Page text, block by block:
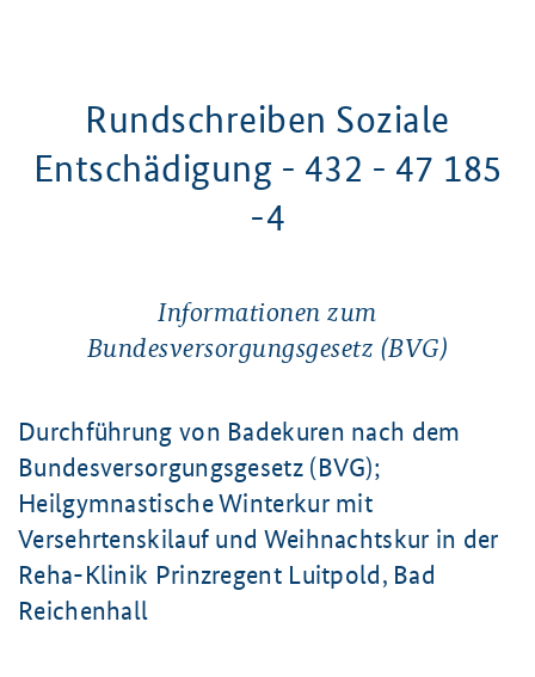
Rundschreiben Soziale
Entschädigung - 432 - 47 185
-4
Informationen zum
Bundesversorgungsgesetz (BVG)
Durchführung von Badekuren nach dem
Bundesversorgungsgesetz (BVG);
Heilgymnastische Winterkur mit
Versehrtenskilauf und Weihnachtskur in der
Reha-Klinik Prinzregent Luitpold, Bad
Reichenhall